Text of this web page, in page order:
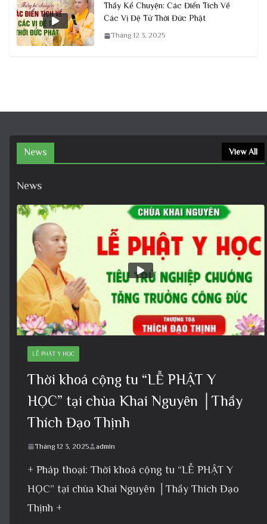
Thầy Kể Chuyện: Các Điển Tích Về
Các Vị Đệ Tử Thời Đức Phật
Tháng 12 3, 2025
News View All
News
LỄ PHẬT Y HỌC
Thời khoá cộng tu “LỄ PHẬT Y
HỌC” tại chùa Khai Nguyên │Thầy
Thích Đạo Thịnh
Tháng 12 3, 2025 admin
+ Pháp thoại: Thời khoá cộng tu “LỄ PHẬT Y
HỌC” tại chùa Khai Nguyên │Thầy Thích Đạo
Thịnh +